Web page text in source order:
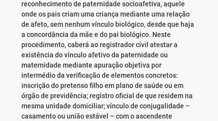
reconhecimento de paternidade socioafetiva, aquele
onde os pais criam uma criança mediante uma relação
de afeto, sem nenhum vínculo biológico, desde que haja
a concordância da mãe e do pai biológico. Neste
procedimento, caberá ao registrador civil atestar a
existência do vínculo afetivo da paternidade ou
maternidade mediante apuração objetiva por
intermédio da verificação de elementos concretos:
inscrição do pretenso filho em plano de saúde ou em
órgão de previdência; registro oficial de que residem na
mesma unidade domiciliar; vínculo de conjugalidade –
casamento ou união estável – com o ascendente